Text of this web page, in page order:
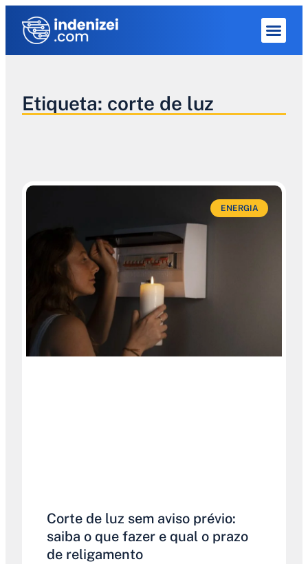
Etiqueta: corte de luz
ENERGIA
Corte de luz sem aviso prévio:
saiba o que fazer e qual o prazo
de religamento